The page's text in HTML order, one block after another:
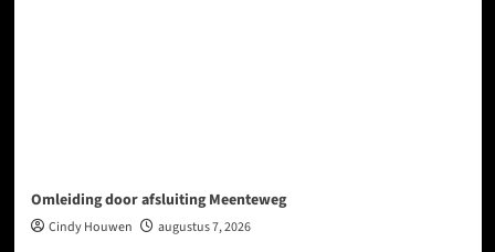
Omleiding door afsluiting Meenteweg
Cindy Houwen augustus 7, 2026